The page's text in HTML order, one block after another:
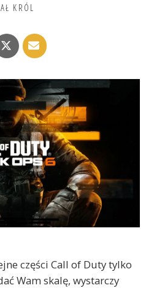
KRÓL
części Call of Duty tylko
Wam skalę, wystarczy